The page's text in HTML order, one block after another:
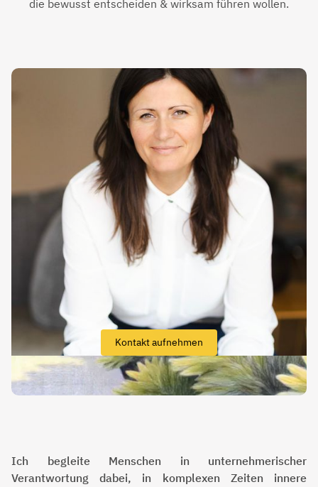
die bewusst entscheiden & wirksam führen wollen.
Kontakt aufnehmen
Ich begleite Menschen in unternehmerischer
Verantwortung dabei, in komplexen Zeiten innere